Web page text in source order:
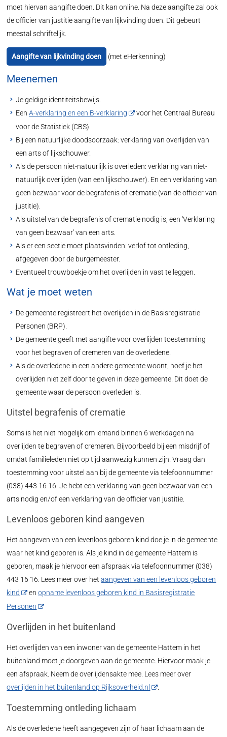
moet hiervan aangifte doen. Dit kan online. Na deze aangifte zal ook
de officier van justitie aangifte van lijkvinding doen. Dit gebeurt
meestal schriftelijk.
Aangifte van lijkvinding doen (met eHerkenning)
Meenemen
Je geldige identiteitsbewijs.
Een A-verklaring en een B-verklaring
voor het Centraal Bureau
voor de Statistiek (CBS).
Bij een natuurlijke doodsoorzaak: verklaring van overlijden van
een arts of lijkschouwer.
Als de persoon niet-natuurlijk is overleden: verklaring van niet-
natuurlijk overlijden (van een lijkschouwer). En een verklaring van
geen bezwaar voor de begrafenis of crematie (van de officier van
justitie).
Als uitstel van de begrafenis of crematie nodig is, een 'Verklaring
van geen bezwaar' van een arts.
Als er een sectie moet plaatsvinden: verlof tot ontleding,
afgegeven door de burgemeester.
Eventueel trouwboekje om het overlijden in vast te leggen.
Wat je moet weten
De gemeente registreert het overlijden in de Basisregistratie
Personen (BRP).
De gemeente geeft met aangifte voor overlijden toestemming
voor het begraven of cremeren van de overledene.
Als de overledene in een andere gemeente woont, hoef je het
overlijden niet zelf door te geven in deze gemeente. Dit doet de
gemeente waar de persoon overleden is.
Uitstel begrafenis of crematie
Soms is het niet mogelijk om iemand binnen 6 werkdagen na
overlijden te begraven of cremeren. Bijvoorbeeld bij een misdrijf of
omdat familieleden niet op tijd aanwezig kunnen zijn. Vraag dan
toestemming voor uitstel aan bij de gemeente via telefoonnummer
(038) 443 16 16. Je hebt een verklaring van geen bezwaar van een
arts nodig en/of een verklaring van de officier van justitie.
Levenloos geboren kind aangeven
Het aangeven van een levenloos geboren kind doe je in de gemeente
waar het kind geboren is. Als je kind in de gemeente Hattem is
geboren, maak je hiervoor een afspraak via telefoonnummer (038)
443 16 16. Lees meer over hetaangeven van een levenloos geboren
kind
enopname levenloos geboren kind in Basisregistratie
Personen
Overlijden in het buitenland
Het overlijden van een inwoner van de gemeente Hattem in het
buitenland moet je doorgeven aan de gemeente. Hiervoor maak je
een afspraak. Neem de overlijdensakte mee. Lees meer over
overlijden in het buitenland op Rijksoverheid.nl
Toestemming ontleding lichaam
Als de overledene heeft aangegeven zijn of haar lichaam aan de